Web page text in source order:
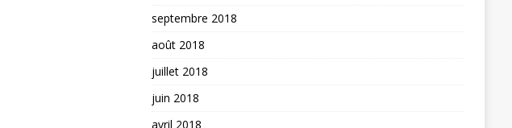
septembre 2018
août 2018
juillet 2018
juin 2018
avril 2018